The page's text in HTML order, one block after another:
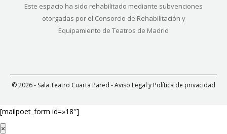
Este espacio ha sido rehabilitado mediante subvenciones
otorgadas por el Consorcio de Rehabilitación y
Equipamiento de Teatros de Madrid
© 2026 - Sala Teatro Cuarta Pared -Aviso Legal y Política de privacidad
[mailpoet_form id=»18″]
×